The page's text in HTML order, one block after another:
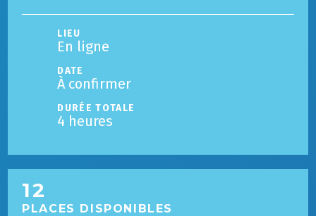
LIEU
En ligne
DATE
À confirmer
DURÉE TOTALE
4 heures
12
PLACES DISPONIBLES